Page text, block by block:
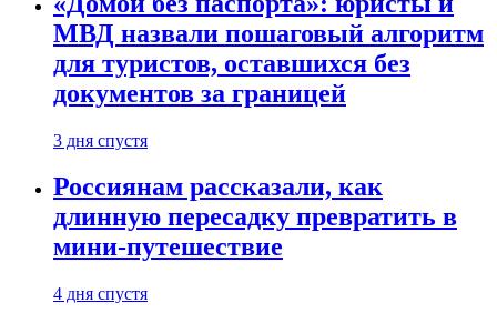
МВД назвали пошаговый алгоритм
для туристов, оставшихся без
документов за границей
3 дня спустя
Россиянам рассказали, как
длинную пересадку превратить в
мини-путешествие
4 дня спустя